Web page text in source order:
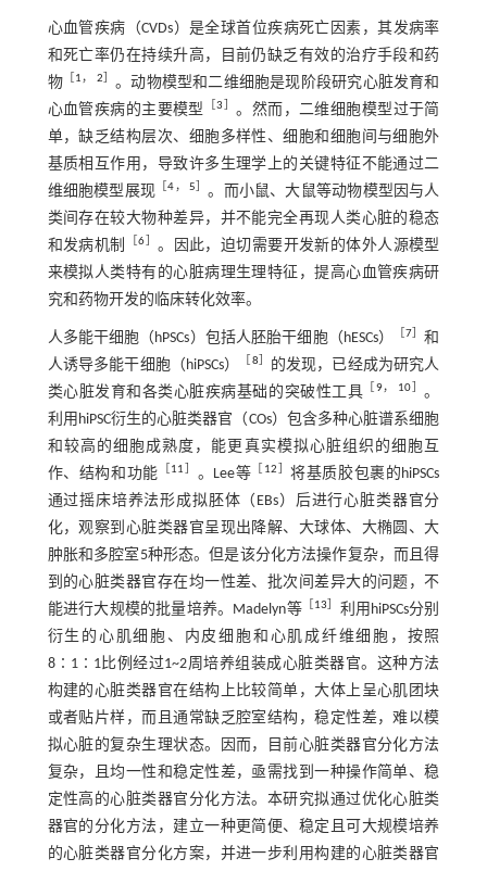
心血管疾病（CVDs）是全球首位疾病死亡因素，其发病率
和死亡率仍在持续升高，目前仍缺乏有效的治疗手段和药
物［ 1， 2
。动物模型和二维细胞是现阶段研究心脏发育和
心血管疾病的主要模型 ［3
。然而，二维细胞模型过于简
单，缺乏结构层次、细胞多样性、细胞和细胞间与细胞外
基质相互作用，导致许多生理学上的关键特征不能通过二
维细胞模型展现 ［4， 5
。而小鼠、大鼠等动物模型因与人
类间存在较大物种差异，并不能完全再现人类心脏的稳态
和发病机制
［6
。因此，迫切需要开发新的体外人源模型
来模拟人类特有的心脏病理生理特征，提高心血管疾病研
究和药物开发的临床转化效率。
人多能干细胞（hPSCs）包括人胚胎干细胞（hESCs） ［7 ］和
人诱导多能干细胞（hiPSCs）
8
的发现，已经成为研究人
类心脏发育和各类心脏疾病基础的突破性工具
9， 10
。
利用hiPSC衍生的心脏类器官（COs）包含多种心脏谱系细胞
和较高的细胞成熟度，能更真实模拟心脏组织的细胞互
作、结构和功能
11 。Lee等 12 ］将基质胶包裹的hiPSCs
通过摇床培养法形成拟胚体（EBs）后进行心脏类器官分
化，观察到心脏类器官呈现出降解、大球体、大椭圆、大
肿胀和多腔室5种形态。但是该分化方法操作复杂，而且得
到的心脏类器官存在均一性差、批次间差异大的问题，不
能进行大规模的批量培养。Madelyn等［ 13
利用hiPSCs分别
衍生的心肌细胞、内皮细胞和心肌成纤维细胞，按照
8∶1∶1比例经过1~2周培养组装成心脏类器官。这种方法
构建的心脏类器官在结构上比较简单，大体上呈心肌团块
或者贴片样，而且通常缺乏腔室结构，稳定性差，难以模
拟心脏的复杂生理状态。因而，目前心脏类器官分化方法
复杂，且均一性和稳定性差，亟需找到一种操作简单、稳
定性高的心脏类器官分化方法。本研究拟通过优化心脏类
器官的分化方法，建立一种更简便、稳定且可大规模培养
的心脏类器官分化方案，并进一步利用构建的心脏类器官